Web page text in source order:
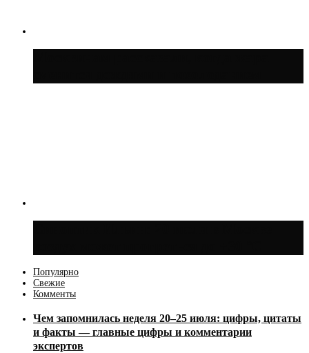
Популярно
Свежие
Комменты
Чем запомнилась неделя 20–25 июля: цифры, цитаты
и факты — главные цифры и комментарии
экспертов